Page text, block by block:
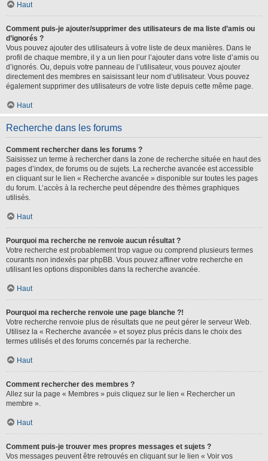
Haut
Comment puis-je ajouter/supprimer des utilisateurs de ma liste d’amis ou
d’ignorés ?
Vous pouvez ajouter des utilisateurs à votre liste de deux manières. Dans le
profil de chaque membre, il y a un lien pour l’ajouter dans votre liste d’amis ou
d’ignorés. Ou, depuis votre panneau de l’utilisateur, vous pouvez ajouter
directement des membres en saisissant leur nom d’utilisateur. Vous pouvez
également supprimer des utilisateurs de votre liste depuis cette même page.
Haut
Recherche dans les forums
Comment rechercher dans les forums ?
Saisissez un terme à rechercher dans la zone de recherche située en haut des
pages d’index, de forums ou de sujets. La recherche avancée est accessible
en cliquant sur le lien « Recherche avancée » disponible sur toutes les pages
du forum. L’accès à la recherche peut dépendre des thèmes graphiques
utilisés.
Haut
Pourquoi ma recherche ne renvoie aucun résultat ?
Votre recherche est probablement trop vague ou comprend plusieurs termes
courants non indexés par phpBB. Vous pouvez affiner votre recherche en
utilisant les options disponibles dans la recherche avancée.
Haut
Pourquoi ma recherche renvoie une page blanche ?!
Votre recherche renvoie plus de résultats que ne peut gérer le serveur Web.
Utilisez la « Recherche avancée » et soyez plus précis dans le choix des
termes utilisés et des forums concernés par la recherche.
Haut
Comment rechercher des membres ?
Allez sur la page « Membres » puis cliquez sur le lien « Rechercher un
membre ».
Haut
Comment puis-je trouver mes propres messages et sujets ?
Vos messages peuvent être retrouvés en cliquant sur le lien « Voir vos